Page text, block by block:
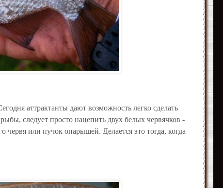
аттрактанты дают возможность легко сделать
следует просто нацепить двух белых червячков -
червя или пучок опарышей. Делается это тогда, когда